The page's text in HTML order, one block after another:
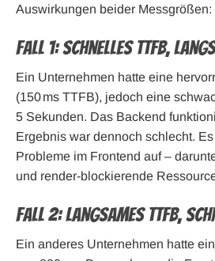
Auswirkungen beider Messgrößen:
Fall 1: Schnelles TTFB,
Ein Unternehmen hatte eine
(150 ms TTFB), jedoch eine
5 Sekunden. Das Backend
Ergebnis war dennoch schlecht.
Probleme im Frontend auf –
und render-blockierende
Fall 2: Langsames TTFB,
Ein anderes Unternehmen hatte